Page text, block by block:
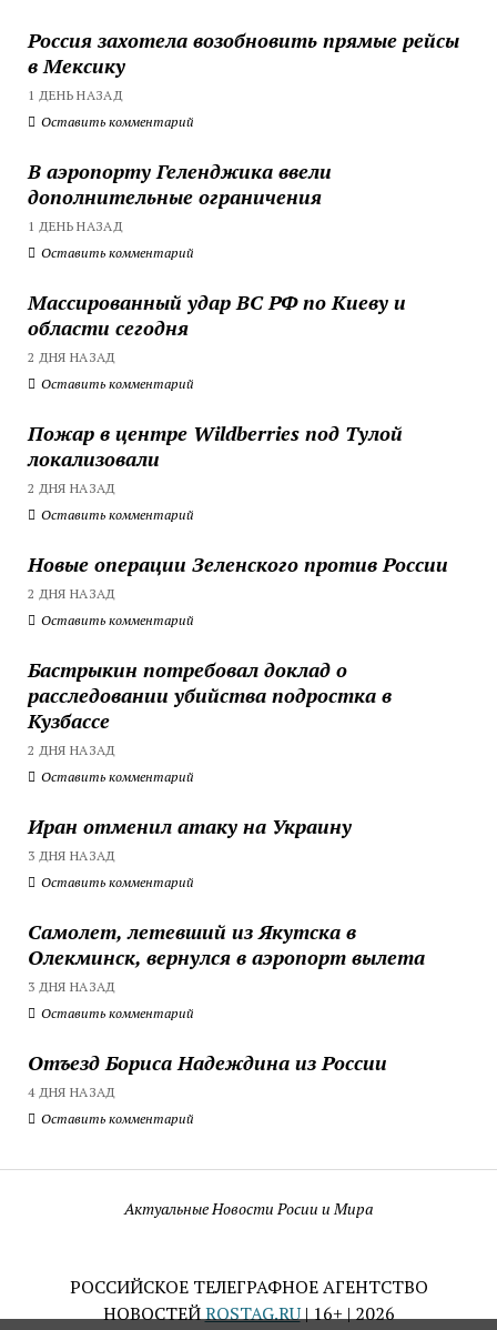
Россия захотела возобновить прямые рейсы
в Мексику
1 ДЕНЬ НАЗАД
Оставить комментарий
В аэропорту Геленджика ввели
дополнительные ограничения
1 ДЕНЬ НАЗАД
Оставить комментарий
Массированный удар ВС РФ по Киеву и
области сегодня
2 ДНЯ НАЗАД
Оставить комментарий
Пожар в центре Wildberries под Тулой
локализовали
2 ДНЯ НАЗАД
Оставить комментарий
Новые операции Зеленского против России
2 ДНЯ НАЗАД
Оставить комментарий
Бастрыкин потребовал доклад о
расследовании убийства подростка в
Кузбассе
2 ДНЯ НАЗАД
Оставить комментарий
Иран отменил атаку на Украину
3 ДНЯ НАЗАД
Оставить комментарий
Самолет, летевший из Якутска в
Олекминск, вернулся в аэропорт вылета
3 ДНЯ НАЗАД
Оставить комментарий
Отъезд Бориса Надеждина из России
4 ДНЯ НАЗАД
Оставить комментарий
Актуальные Новости Росии и Мира
РОССИЙСКОЕ ТЕЛЕГРАФНОЕ АГЕНТСТВО
НОВОСТЕЙROSTAG.RU| 16+ | 2026